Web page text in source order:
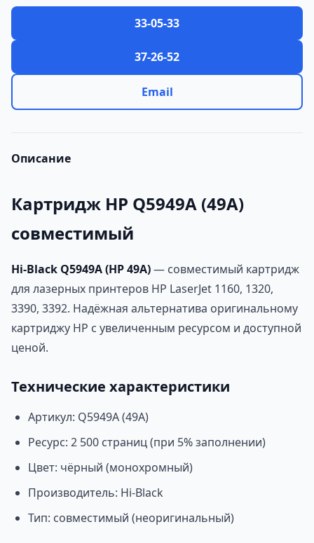
33-05-33
37-26-52
Email
Описание
Картридж HP Q5949A (49A)
совместимый
Hi-Black Q5949A (HP 49A)— совместимый картридж
для лазерных принтеров HP LaserJet 1160, 1320,
3390, 3392. Надёжная альтернатива оригинальному
картриджу HP с увеличенным ресурсом и доступной
ценой.
Технические характеристики
Артикул: Q5949A (49A)
Ресурс: 2 500 страниц (при 5% заполнении)
Цвет: чёрный (монохромный)
Производитель: Hi-Black
Тип: совместимый (неоригинальный)